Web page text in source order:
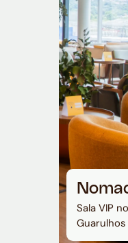
Sala VIP
Guarulhos